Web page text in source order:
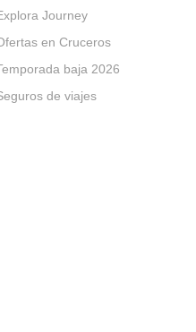
Journey
en Cruceros
baja 2026
de viajes